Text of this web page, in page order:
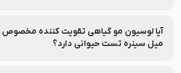
سینره مناسب برای افراد رده سنی جوان و
میل سینره تست حیوانی دارد؟